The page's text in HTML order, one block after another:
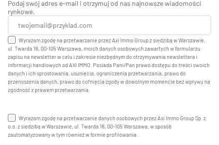
Podaj swój adres e-mail i otrzymuj od nas najnowsze wiadomości
rynkowe.
Wyrażam zgodę na przetwarzanie przez Axi Immo Group z siedzibą w Warszawie,
ul. Twarda 18, 00-105 Warszawa, moich danych osobowych zawartych w formularzu
zapisu na newsletter w celu i zakresie niezbędnym do otrzymywania newslettera i
informacji handlowych od AXI IMMO. Posiada Pani/Pan prawo dostępu do treści swoich
danych i ich sprostowania, usunięcia, ograniczenia przetwarzania, prawo do
przenoszenia danych, prawo do cofnięcia zgody w dowolnym momencie bez wpływu na
zgodność z prawem przetwarzania.
Wyrażam zgodę na przetwarzanie danych osobowych przez Axi Immo Group Sp. z
o.o. z siedzibą w Warszawie, ul. Twarda 18, 00-105 Warszawa, w sposób
zautomatyzowany w tym również w formie profilowania.